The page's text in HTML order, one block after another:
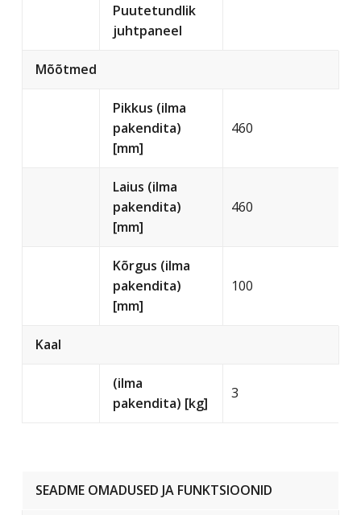
Puutetundlik
juhtpaneel
Mõõtmed
Pikkus (ilma
pakendita)
[mm]
460
Laius (ilma
pakendita)
[mm]
460
Kõrgus (ilma
pakendita)
[mm]
100
Kaal
(ilma
pakendita) [kg]
3
SEADME OMADUSED JA FUNKTSIOONID